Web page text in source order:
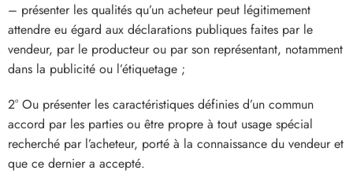
– présenter les qualités qu’un acheteur peut légitimement
attendre eu égard aux déclarations publiques faites par le
vendeur, par le producteur ou par son représentant, notamment
dans la publicité ou l’étiquetage ;
2° Ou présenter les caractéristiques définies d’un commun
accord par les parties ou être propre à tout usage spécial
recherché par l’acheteur, porté à la connaissance du vendeur et
que ce dernier a accepté.